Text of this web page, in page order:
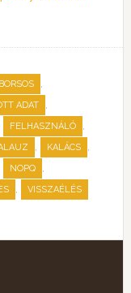
BORSOS ,
ADAT ,
FELHASZNÁLÓ ,
, KALÁCS ,
NOPQ ,
, VISSZAÉLÉS